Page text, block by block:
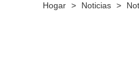
Hogar > Noticias >